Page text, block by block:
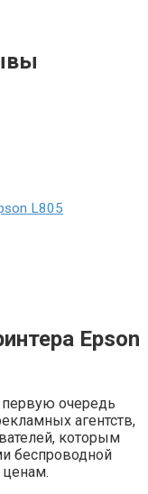
L805
Epson
первую очередь
агентств,
которым
беспроводной
ценам.